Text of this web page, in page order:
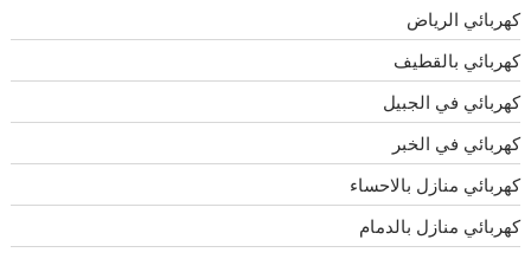
كهربائي الرياض
كهربائي بالقطيف
كهربائي في الجبيل
كهربائي في الخبر
كهربائي منازل بالاحساء
كهربائي منازل بالدمام